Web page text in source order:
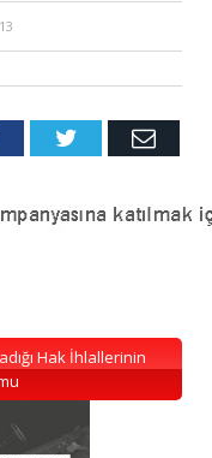
Twitter Email
Hak İhlallerinin